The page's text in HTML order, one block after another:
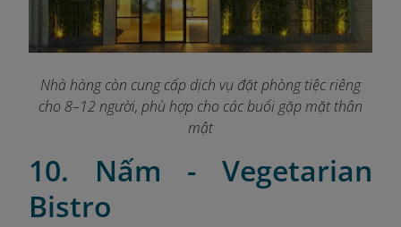
Nhà hàng còn cung cấp dịch vụ đặt phòng tiệc riêng
cho 8–12 người, phù hợp cho các buổi gặp mặt thân
mật
10. Nấm - Vegetarian
Bistro